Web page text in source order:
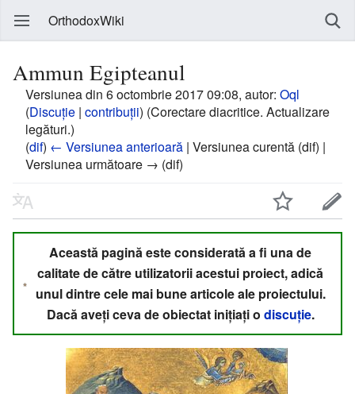
OrthodoxWiki
Ammun Egipteanul
Versiunea din 6 octombrie 2017 09:08, autor: Oql
(Discuție | contribuții) (Corectare diacritice. Actualizare
legături.)
(dif) ← Versiunea anterioară | Versiunea curentă (dif) |
Versiunea următoare → (dif)
Această pagină este considerată a fi una de
calitate de către utilizatorii acestui proiect, adică
unul dintre cele mai bune articole ale proiectului.
Dacă aveți ceva de obiectat inițiați o discuție.